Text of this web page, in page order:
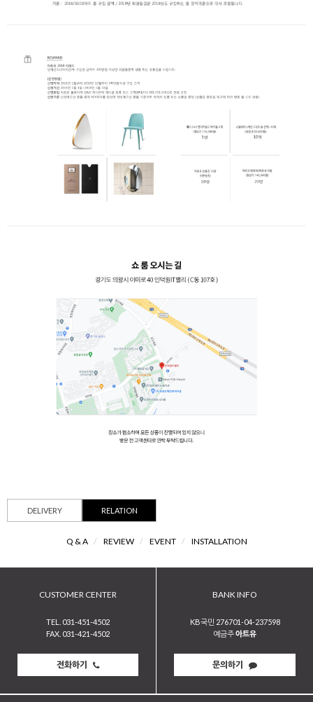
DELIVERY RELATION
Q & A / REVIEW / EVENT / INSTALLATION
CUSTOMER CENTER
TEL. 031-451-4502
FAX. 031-421-4502
전화하기
BANK INFO
KB국민 276701-04-237598
예금주아트유
문의하기